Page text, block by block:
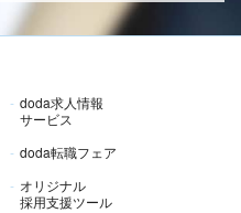
doda求人情報
サービス
doda転職フェア
オリジナル
採用支援ツール